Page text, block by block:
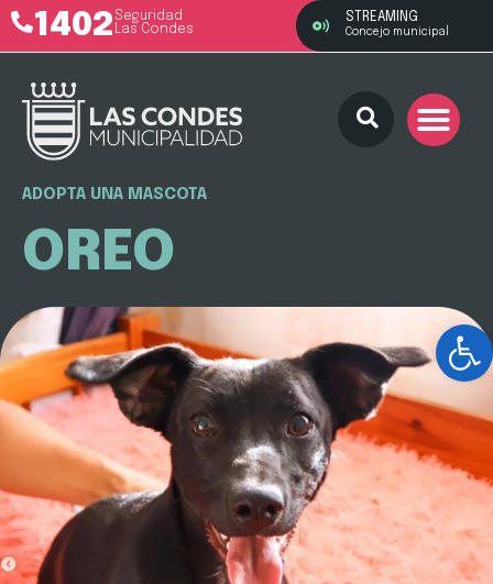
1402 Seguridad
Las Condes
STREAMING
Concejo municipal
ADOPTA UNA MASCOTA
OREO